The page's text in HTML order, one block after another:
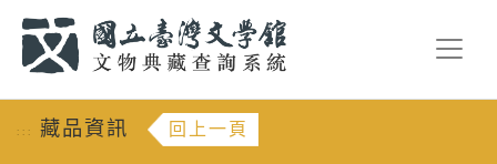
::: 藏品資訊 回上一頁